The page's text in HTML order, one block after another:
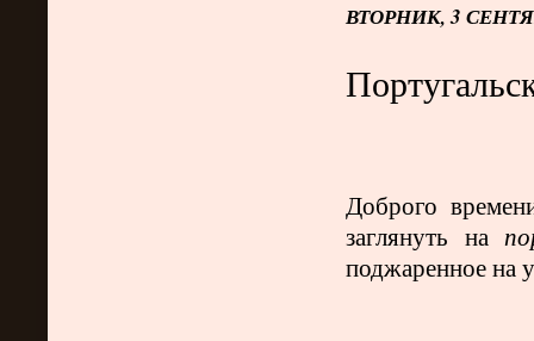
ВТОРНИК, 3
Доброго
заглянуть на
поджаренное на